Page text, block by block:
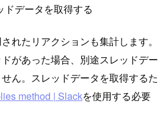
ドデータを取得する
れたリアクションも集計します。
があった場合、別途スレッドデー
ん。スレッドデータを取得するた
method | Slackを使用する必要